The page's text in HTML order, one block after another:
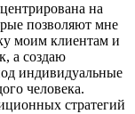
на
позволяют мне
моим клиентам и
а создаю
индивидуальные
человека.
стратегий